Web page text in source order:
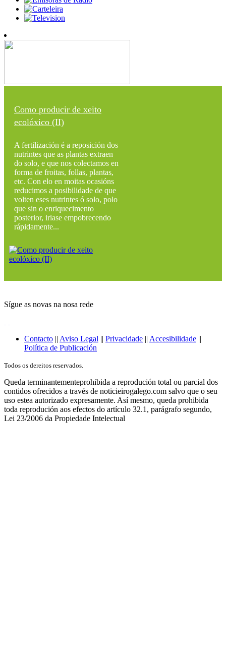
Como producir de xeito
ecolóxico (II)
A fertilización é a reposición dos
nutrintes que as plantas extraen
do solo, e que nos colectamos en
forma de froitas, follas, plantas,
etc. Con elo en moitas ocasións
reducimos a posibilidade de que
volten eses nutrintes ó solo, polo
que sin o enriquecimento
posterior, iriase empobrecendo
rápidamente...
Sígue as novas na nosa rede
Contacto || Aviso Legal || Privacidade || Accesibilidade ||
Política de Publicación
Todos os dereitos reservados.
Queda terminantementeprohibida a reprodución total ou parcial dos
contidos ofrecidos a través de noticieirogalego.com salvo que o seu
uso estea autorizado expresamente. Así mesmo, queda prohibida
toda reprodución aos efectos do artículo 32.1, parágrafo segundo,
Lei 23/2006 da Propiedade Intelectual